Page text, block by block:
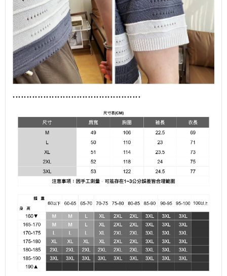
..............................................